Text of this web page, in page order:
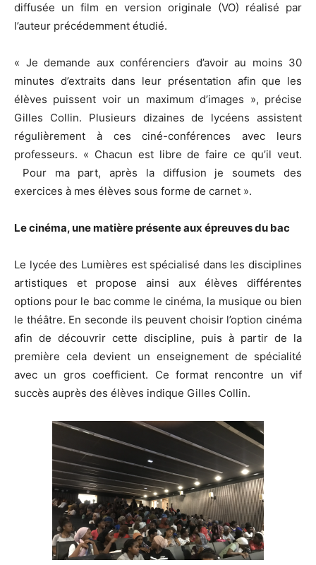
diffusée un film en version originale (VO) réalisé par
l’auteur précédemment étudié.
« Je demande aux conférenciers d’avoir au moins 30
minutes d’extraits dans leur présentation afin que les
élèves puissent voir un maximum d’images », précise
Gilles Collin. Plusieurs dizaines de lycéens assistent
régulièrement à ces ciné-conférences avec leurs
professeurs. « Chacun est libre de faire ce qu’il veut.
Pour ma part, après la diffusion je soumets des
exercices à mes élèves sous forme de carnet ».
Le cinéma, une matière présente aux épreuves du bac
Le lycée des Lumières est spécialisé dans les disciplines
artistiques et propose ainsi aux élèves différentes
options pour le bac comme le cinéma, la musique ou bien
le théâtre. En seconde ils peuvent choisir l’option cinéma
afin de découvrir cette discipline, puis à partir de la
première cela devient un enseignement de spécialité
avec un gros coefficient. Ce format rencontre un vif
succès auprès des élèves indique Gilles Collin.